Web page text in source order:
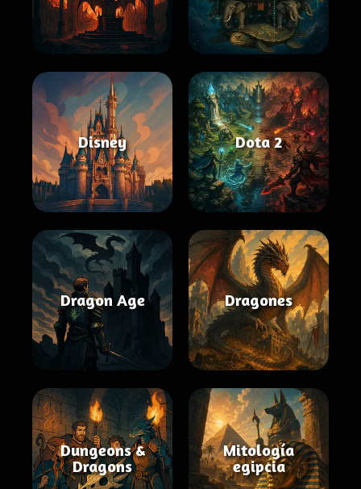
Disney Dota 2
Dragon Age Dragones
Dungeons &
Dragons
Mitología
egipcia